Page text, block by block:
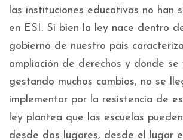
las instituciones educativas no han
en ESI. Si bien la ley nace dentro
gobierno de nuestro país
ampliación de derechos y donde se
gestando muchos cambios, no se
implementar por la resistencia de
ley plantea que las escuelas
desde dos lugares, desde el lugar